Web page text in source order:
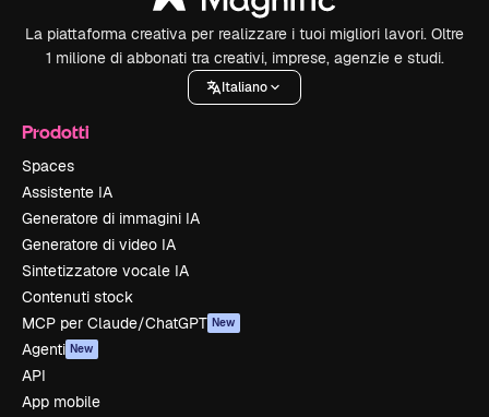
La piattaforma creativa per realizzare i tuoi migliori lavori. Oltre
1 milione di abbonati tra creativi, imprese, agenzie e studi.
Italiano
Prodotti
Spaces
Assistente IA
Generatore di immagini IA
Generatore di video IA
Sintetizzatore vocale IA
Contenuti stock
MCP per Claude/ChatGPT New
Agenti New
API
App mobile